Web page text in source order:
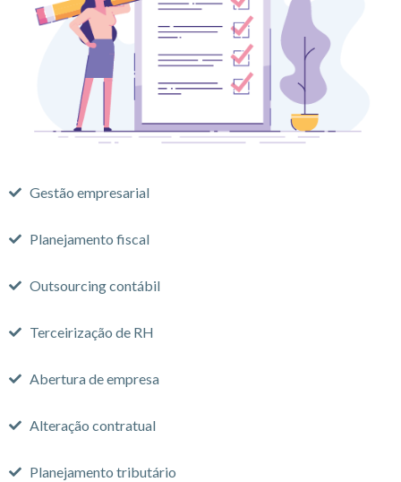
Gestão empresarial
Planejamento fiscal
Outsourcing contábil
Terceirização de RH
Abertura de empresa
Alteração contratual
Planejamento tributário